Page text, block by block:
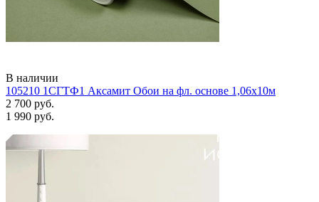
В наличии
105210 1СГТФ1 Аксамит Обои на фл. основе 1,06х10м
2 700 руб.
1 990 руб.